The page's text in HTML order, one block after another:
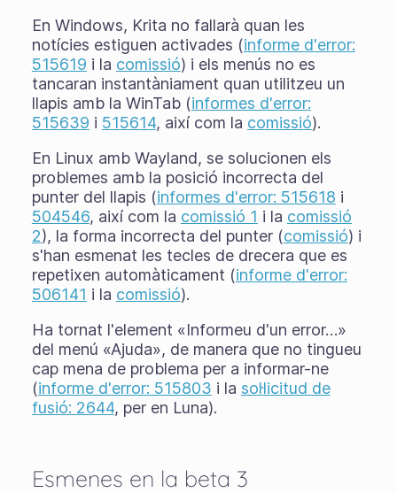
En Windows, Krita no fallarà quan les
notícies estiguen activades (informe d'error:
515619 i la comissió) i els menús no es
tancaran instantàniament quan utilitzeu un
llapis amb la WinTab (informes d'error:
515639 i 515614, així com la comissió).
En Linux amb Wayland, se solucionen els
problemes amb la posició incorrecta del
punter del llapis (informes d'error: 515618 i
504546, així com la comissió 1 i la comissió
2), la forma incorrecta del punter (comissió) i
s'han esmenat les tecles de drecera que es
repetixen automàticament (informe d'error:
506141 i la comissió).
Ha tornat l'element «Informeu d'un error…»
del menú «Ajuda», de manera que no tingueu
cap mena de problema per a informar-ne
(informe d'error: 515803 i la sol·licitud de
fusió: 2644, per en Luna).
Esmenes en la beta 3